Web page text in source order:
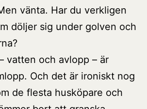
vänta. Har du verkligen
döljer sig under golven och
vatten och avlopp – är
Och det är ironiskt nog
de flesta husköpare och